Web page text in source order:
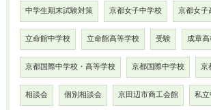
中学生期末試験対策 京都女子中学校 京都女子
立命館中学校 立命館高等学校 受験 成章
京都国際中学校・高等学校 京都国際中学校 京
相談会 個別相談会 京田辺市商工会館 私